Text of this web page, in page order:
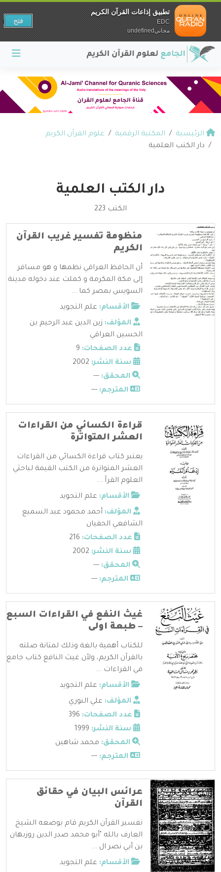
الرئيسية المكتبة الرقمية
علوم القرآن الكريم
دار الكتب العلمية
دار الكتب العلمية
الكتب 223
منظومة تفسير غريب القرآن
الكريم
أن الحافظ العراقي نظمها و هو مسافر
إلى مكة المكرمة و كملت عند دخوله مدينة
السويس بمصر كما ...
الأقسام: علم التجويد
المؤلف: زين الدين عبد الرحيم بن
الحسين العراقي
عدد الصفحات:
سنة النشر:
المحقق: ---
المترجم: ---
قراءة الكسائي من القراءات
العشر المتواترة
يعتبر كتاب قراءة الكسائي من القراءات
العشر المتواترة من الكتب القيمة لباحثي
العلوم القرآ ...
الأقسام: علم التجويد
المؤلف: أحمد محمود عبد السميع
الشافعي الحفيان
عدد الصفحات:
سنة النشر:
المحقق: ---
المترجم: ---
غيث النفع في القراءات السبع
– طبعة اولى
للكتاب أهمية بالغة وذلك لمتانة صلته
بالقرآن الكريم، ولأن غيث النافع كتاب جامع
في القراءات ...
الأقسام: علم التجويد
المؤلف: علي النوري
عدد الصفحات:
سنة النشر:
المحقق: محمد شاهين
المترجم: ---
عرائس البيان في حقائق
القرآن
تفسير القرآن الكريم قام بوضعه الشيخ
العارف بالله "أبو محمد صدر الدين روزبهان
بن أبي نصر ال ...
الأقسام: علم التجويد
تطبيق إذاعات القرآن الكريم
EDC
مجانيundefined
فتح